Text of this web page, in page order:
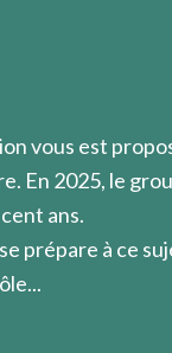
à la
vous est
En 2025, le
ans.
prépare à ce